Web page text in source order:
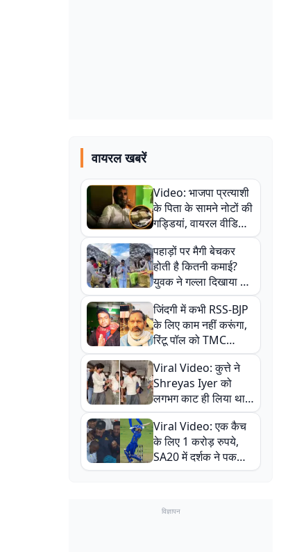
वायरल खबरें
Video: भाजपा प्रत्याशी
के पिता के सामने नोटों की
गड्डियां, वायरल वीडियो
से राजनीति में उबाल,
अजित महतो बोले- TMC
की गंदी चाल
पहाड़ों पर मैगी बेचकर
होती है कितनी कमाई?
युवक ने गल्ला दिखाया तो
नौकरी वालों के खड़े हो गए
कान
जिंदगी में कभी RSS-BJP
के लिए काम नहीं करूंगा,
रिंटू पॉल को TMC
ऑफिस में ले जाकर पीटा,
Video वायरल
Viral Video: कुत्ते ने
Shreyas Iyer को
लगभग काट ही लिया था,
न्यूजीलैंड सीरीज से पहले
बाल-बाल बचे
Viral Video: एक कैच
के लिए 1 करोड़ रुपये,
SA20 में दर्शक ने पकड़ा
एक हाथ से गजब का कैच
विज्ञापन